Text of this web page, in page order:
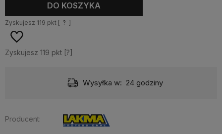
DO KOSZYKA
Zyskujesz 119 pkt [ ? ]
Zyskujesz 119 pkt [?]
Dostawa: 11,99 zł - Przesyłka kurierska
Producent: